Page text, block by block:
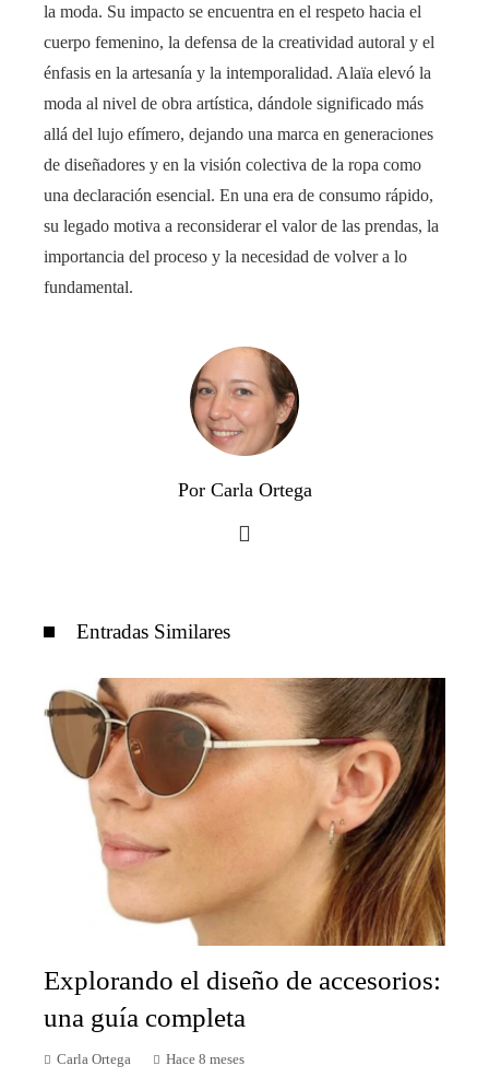
la moda. Su impacto se encuentra en el respeto hacia el
cuerpo femenino, la defensa de la creatividad autoral y el
énfasis en la artesanía y la intemporalidad. Alaïa elevó la
moda al nivel de obra artística, dándole significado más
allá del lujo efímero, dejando una marca en generaciones
de diseñadores y en la visión colectiva de la ropa como
una declaración esencial. En una era de consumo rápido,
su legado motiva a reconsiderar el valor de las prendas, la
importancia del proceso y la necesidad de volver a lo
fundamental.
Por Carla Ortega
Entradas Similares
Explorando el diseño de accesorios:
una guía completa
Carla Ortega Hace 8 meses